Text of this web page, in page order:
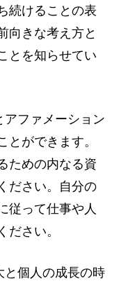
続けることの表
向きな考え方と
とを知らせてい
ファメーション
ができます。
ための内なる資
ださい。自分の
従って仕事や人
さい。
個人の成長の時